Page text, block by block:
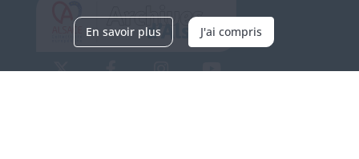
En savoir plus J'ai compris